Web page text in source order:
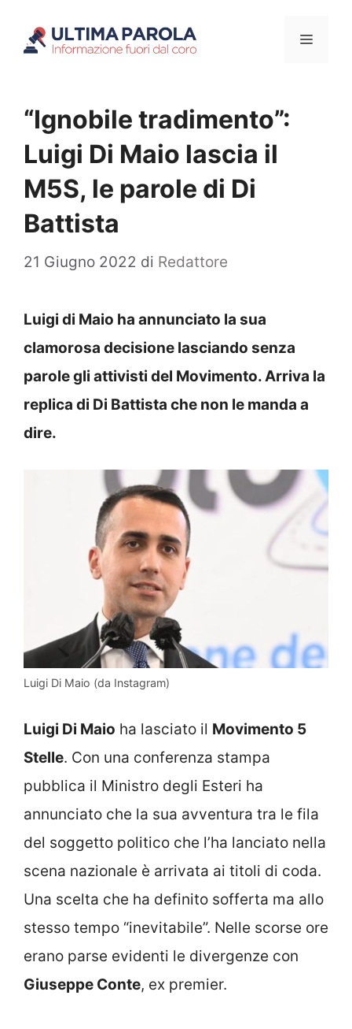
Menu
“Ignobile tradimento”:
Luigi Di Maio lascia il
M5S, le parole di Di
Battista
21 Giugno 2022 di Redattore
Luigi di Maio ha annunciato la sua
clamorosa decisione lasciando senza
parole gli attivisti del Movimento. Arriva la
replica di Di Battista che non le manda a
dire.
Luigi Di Maio (da Instagram)
Luigi Di Maio ha lasciato il Movimento 5
Stelle. Con una conferenza stampa
pubblica il Ministro degli Esteri ha
annunciato che la sua avventura tra le fila
del soggetto politico che l’ha lanciato nella
scena nazionale è arrivata ai titoli di coda.
Una scelta che ha definito sofferta ma allo
stesso tempo “inevitabile”. Nelle scorse ore
erano parse evidenti le divergenze con
Giuseppe Conte, ex premier.